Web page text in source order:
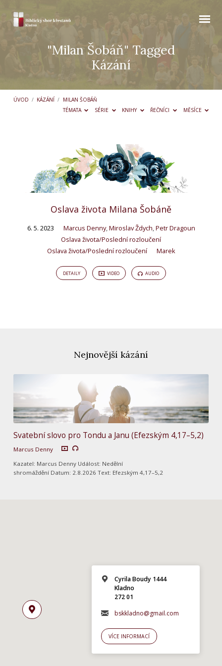
"Milan Šobáň" Tagged
Kázání
ÚVOD / KÁZÁNÍ / MILAN ŠOBÁŇ
TÉMATA
SÉRIE KNIHY ŘEČNÍCI MĚSÍCE
Tagged
Kázání
Oslava života Milana Šobáně
6. 5. 2023 Marcus Denny, Miroslav Ždych Petr Dragoun
Oslava života/Poslední rozloučení
Oslava života/Poslední rozloučení
Marek
DETAILY VIDEO AUDIO
Nejnovější kázání
Svatební slovo pro Tondu a Janu (Efezským 4,17–5,2)
Marcus Denny
Kazatel: Marcus Denny Událost: Nedělní
shromáždění Datum: 2.8.2026 Text: Efezským 4,17–5,2
Cyrila Boudy 1444
Kladno
272 01
bskkladno@gmail.com
VÍCE INFORMACÍ